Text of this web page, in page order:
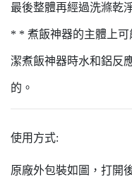
最後整體再經過洗滌乾
* * 煮飯神器的主體上
潔煮飯神器時水和鋁反
的。
使用方式:
原廠外包裝如圖，打開